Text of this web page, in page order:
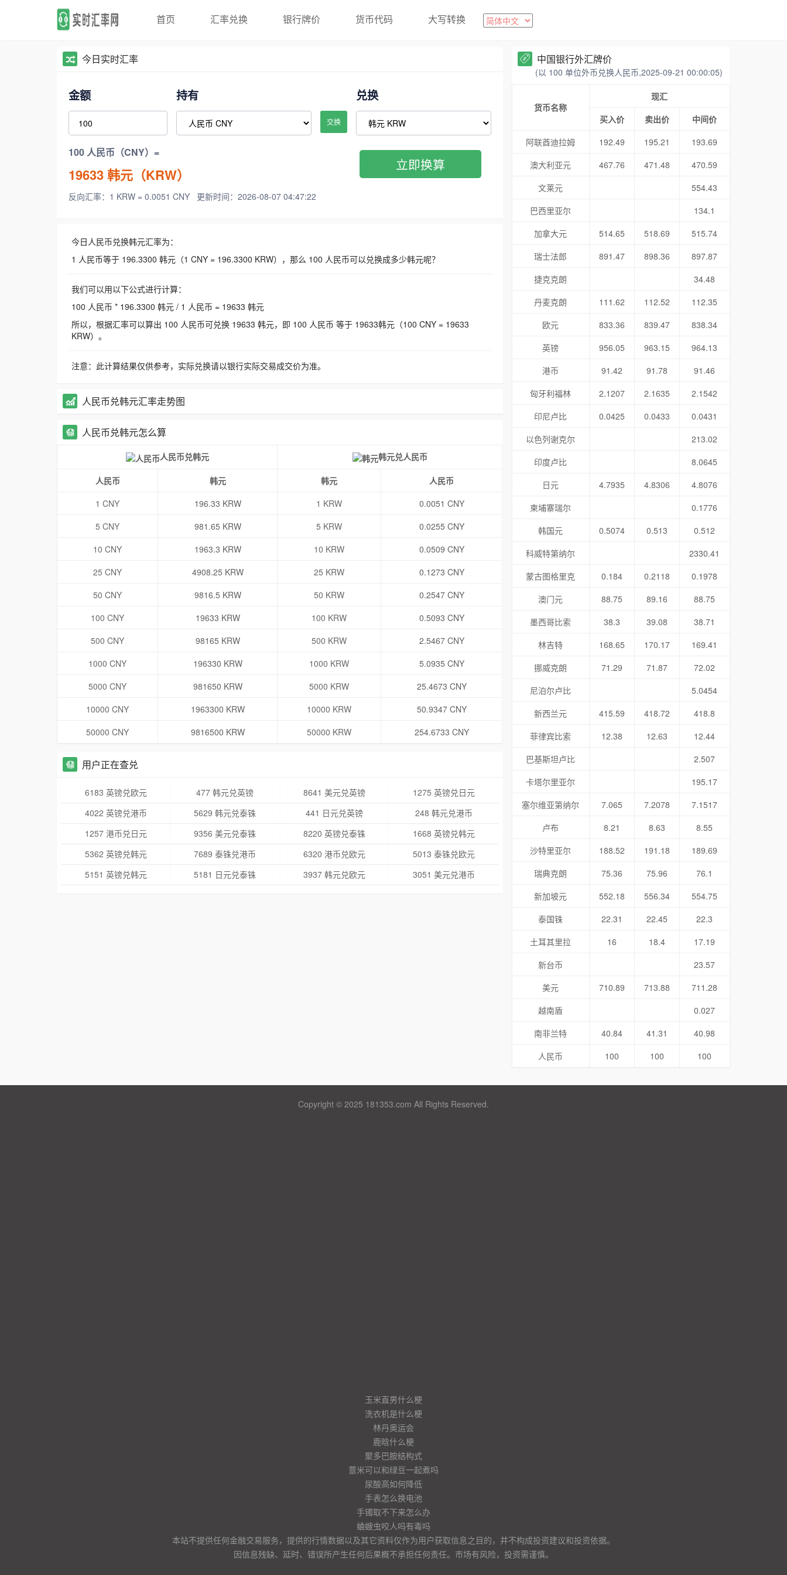
首页 汇率兑换 银行牌价 货币代码 大写转换
今日实时汇率
金额 持有
交换
兑换
100 人民币（CNY）=
19633韩元（KRW）
反向汇率：1 KRW = 0.0051 CNY 更新时间：2026-08-07 04:47:22
立即换算
今日人民币兑换韩元汇率为：
1 人民币等于 196.3300 韩元（1 CNY = 196.3300 KRW），那么 100 人民币可以兑换成多少韩元呢？
我们可以用以下公式进行计算：
100 人民币 * 196.3300 韩元 / 1 人民币 = 19633 韩元
所以，根据汇率可以算出 100 人民币可兑换 19633 韩元，即 100 人民币 等于 19633韩元（100 CNY = 19633
KRW）。
注意：此计算结果仅供参考，实际兑换请以银行实际交易成交价为准。
人民币兑韩元汇率走势图
人民币兑韩元怎么算
人民币兑韩元 韩元兑人民币
人民币 韩元 韩元
人民币
1 CNY
196.33 KRW 1 KRW
0.0051 CNY
5 CNY
981.65 KRW 5 KRW
0.0255 CNY
10 CNY
1963.3 KRW 10 KRW
0.0509 CNY
25 CNY
4908.25 KRW 25 KRW
0.1273 CNY
50 CNY
9816.5 KRW 50 KRW
0.2547 CNY
100 CNY
19633 KRW 100 KRW
0.5093 CNY
500 CNY
98165 KRW 500 KRW
2.5467 CNY
1000 CNY
196330 KRW 1000 KRW
5.0935 CNY
5000 CNY
981650 KRW 5000 KRW
25.4673 CNY
10000 CNY
1963300 KRW 10000 KRW
50.9347 CNY
50000 CNY
9816500 KRW 50000 KRW 254.6733 CNY
用户正在查兑
6183 英镑兑欧元 477 韩元兑英镑 8641 美元兑英镑
1275 英镑兑日元
4022 英镑兑港币
5629 韩元兑泰铢 441 日元兑英镑
248 韩元兑港币
1257 港币兑日元
9356 美元兑泰铢 8220 英镑兑泰铢
1668 英镑兑韩元
5362 英镑兑韩元
7689 泰铢兑港币 6320 港币兑欧元
5013 泰铢兑欧元
5151 英镑兑韩元
5181 日元兑泰铢 3937 韩元兑欧元 3051 美元兑港币
中国银行外汇牌价
(以 100 单位外币兑换人民币,2025-09-21 00:00:05)
货币名称
现汇
买入价
卖出价
中间价
阿联酋迪拉姆
192.49 195.21
193.69
澳大利亚元
467.76 471.48
470.59
文莱元
554.43
巴西里亚尔
134.1
加拿大元
514.65 518.69
515.74
瑞士法郎
891.47 898.36
897.87
捷克克朗
34.48
丹麦克朗
111.62 112.52
112.35
欧元
833.36 839.47
838.34
英镑
956.05 963.15
964.13
港币
91.42 91.78
91.46
匈牙利福林
2.1207 2.1635
2.1542
印尼卢比
0.0425 0.0433
0.0431
以色列谢克尔
213.02
印度卢比
8.0645
日元
4.7935 4.8306
4.8076
柬埔寨瑞尔
0.1776
韩国元
0.5074 0.513
0.512
科威特第纳尔
2330.41
蒙古图格里克
0.184 0.2118
0.1978
澳门元
88.75 89.16
88.75
墨西哥比索
38.3 39.08
38.71
林吉特
168.65 170.17
169.41
挪威克朗
71.29 71.87
72.02
尼泊尔卢比
5.0454
新西兰元
415.59 418.72
418.8
菲律宾比索
12.38 12.63
12.44
巴基斯坦卢比
2.507
卡塔尔里亚尔
195.17
塞尔维亚第纳尔
7.065 7.2078
7.1517
卢布
8.21 8.63
8.55
沙特里亚尔
188.52 191.18
189.69
瑞典克朗
75.36 75.96
76.1
新加坡元
552.18 556.34
554.75
泰国铢
22.31 22.45
22.3
土耳其里拉
16 18.4
17.19
新台币
23.57
美元
710.89 713.88
711.28
越南盾
0.027
南非兰特
40.84 41.31
40.98
人民币
100 100 100
Copyright © 2025 181353.com All Rights Reserved.
玉米直男什么梗
洗衣机是什么梗
林丹奥运会
鹿晗什么梗
聚多巴胺结构式
薏米可以和绿豆一起煮吗
尿酸高如何降低
手表怎么换电池
手镯取不下来怎么办
蛐螋虫咬人吗有毒吗
本站不提供任何金融交易服务，提供的行情数据以及其它资料仅作为用户获取信息之目的，并不构成投资建议和投资依据。
因信息残缺、延时、错误所产生任何后果概不承担任何责任。市场有风险，投资需谨慎。